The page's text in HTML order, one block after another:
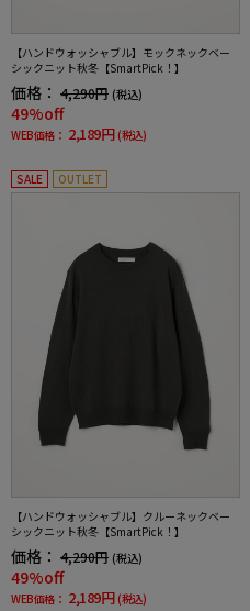
【ハンドウォッシャブル】モックネックベー
シックニット秋冬【SmartPick！】
価格： 4,290円 (税込)
49%off
WEB価格： 2,189円 (税込)
SALE OUTLET
【ハンドウォッシャブル】クルーネックベー
シックニット秋冬【SmartPick！】
価格： 4,290円 (税込)
49%off
WEB価格： 2,189円 (税込)